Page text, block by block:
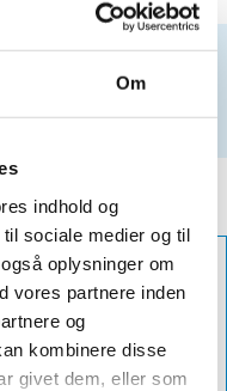
Om
indhold og
sociale medier og til
oplysninger om
vores partnere inden
og
kombinere disse
givet dem, eller som
product.